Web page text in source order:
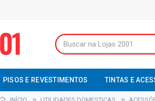
PISOS E REVESTIMENTOS TINTAS E